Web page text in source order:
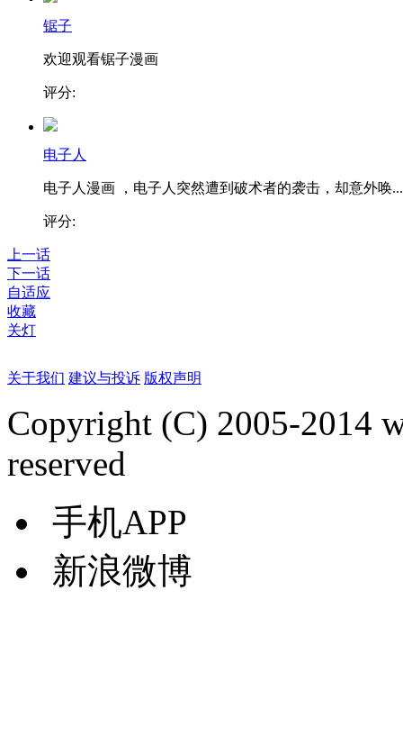
锯子
欢迎观看锯子漫画
评分:
电子人
电子人漫画 ，电子人突然遭到破术者的袭击，却意外唤...
评分:
上一话
下一话
自适应
收藏
关灯
关于我们 建议与投诉 版权声明
Copyright (C) 2005-2014
reserved
手机APP
新浪微博